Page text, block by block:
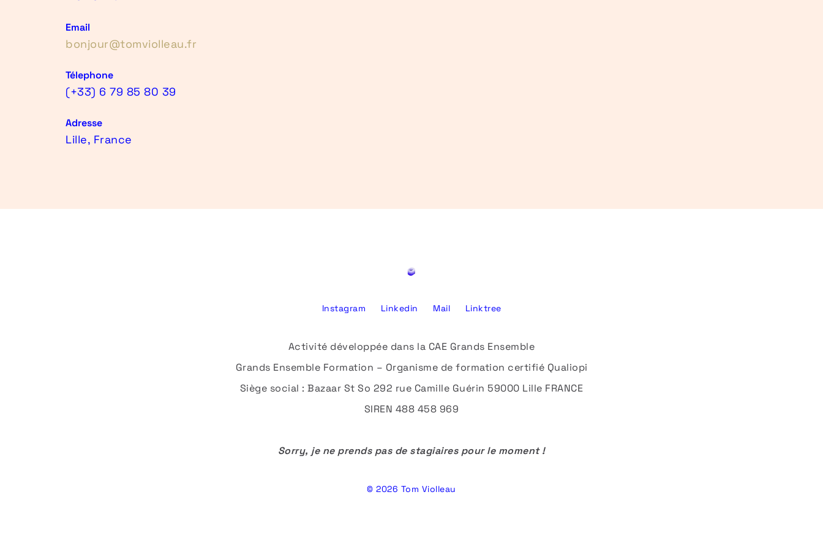
Email
bonjour@tomviolleau.fr
Télephone
(+33) 6 79 85 80 39
Adresse
Lille, France
Instagram Linkedin Mail Linktree
Activité développée dans la CAE Grands Ensemble
Grands Ensemble Formation – Organisme de formation certifié Qualiopi
Siège social : Bazaar St So 292 rue Camille Guérin 59000 Lille FRANCE
SIREN 488 458 969
Sorry, je ne prends pas de stagiaires pour le moment !
© 2026 Tom Violleau